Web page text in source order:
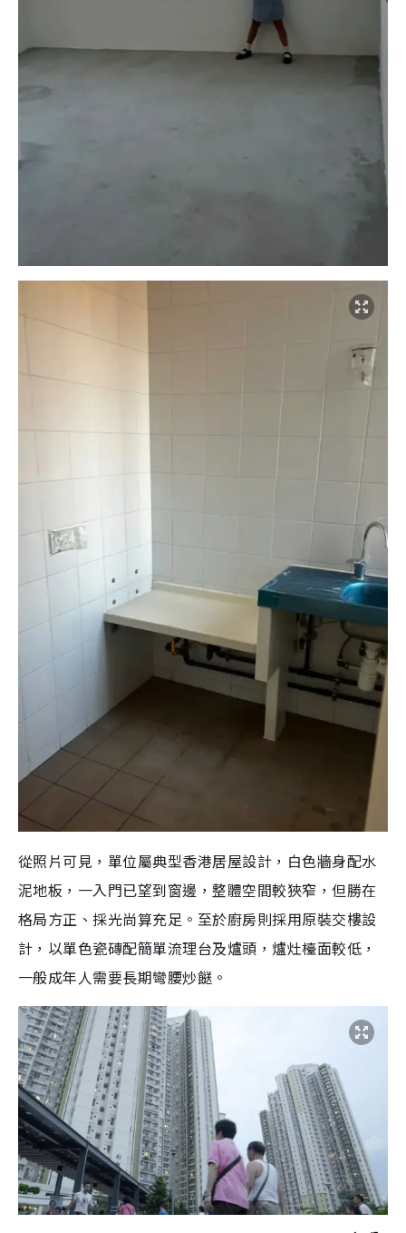
從照片可見，單位屬典型香港居屋設計，白色牆身配水
泥地板，一入門已望到窗邊，整體空間較狹窄，但勝在
格局方正、採光尚算充足。至於廚房則採用原裝交樓設
計，以單色瓷磚配簡單流理台及爐頭，爐灶檯面較低，
一般成年人需要長期彎腰炒餸。